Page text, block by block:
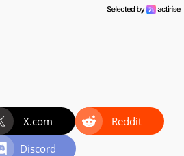
X.com
Reddit
Discord